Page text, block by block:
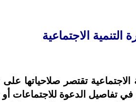
الاجتماعية
الاجتماعية تقتصر صلاحياتها على
تفاصيل الدعوة للاجتماعات أو